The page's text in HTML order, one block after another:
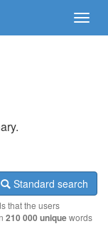
Standard search
that the users
210 000 uniquewords